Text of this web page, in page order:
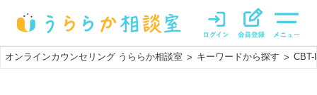
オンラインカウンセリング うららか相談室 > キーワードから探す > CBT-